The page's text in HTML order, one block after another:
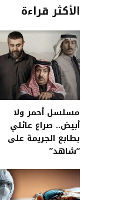
الأكثر قراءة
مسلسل أحمر ولا
أبيض.. صراع عائلي
بطابع الجريمة على
“شاهد”